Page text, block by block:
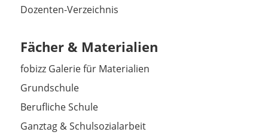
Dozenten-Verzeichnis
Fächer & Materialien
fobizz Galerie für Materialien
Grundschule
Berufliche Schule
Ganztag & Schulsozialarbeit